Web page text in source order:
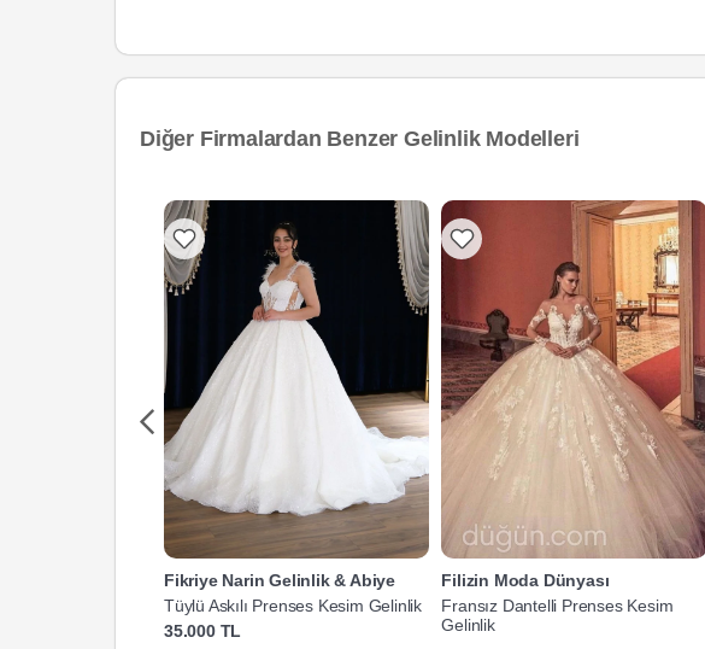
Diğer Firmalardan Benzer Gelinlik Modelleri
Fikriye Narin Gelinlik & Abiye
Tüylü Askılı Prenses Kesim Gelinlik
35.000 TL
Filizin Moda Dünyası
Fransız Dantelli Prenses Kesim
Gelinlik